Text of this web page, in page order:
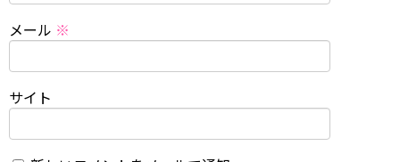
メール ※
サイト